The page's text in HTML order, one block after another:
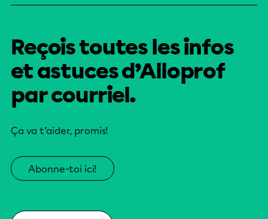
Reçois toutes les infos
et astuces d’Alloprof
par courriel.
Ça va t’aider, promis!
Abonne-toi ici!